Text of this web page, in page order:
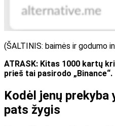
(ŠALTINIS: baimės ir godumo
ATRASK: Kitas 1000 kartų
prieš tai pasirodo „Binance“.
Kodėl jenų prekyba
pats žygis